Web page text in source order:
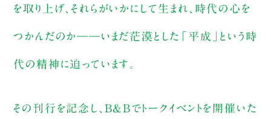
を取り上げ、それらがいかにして生まれ、時代の心を
つかんだのか――いまだ茫漠とした「平成」という時
代の精神に迫っています。
その刊行を記念し、B&Bでトークイベントを開催いた